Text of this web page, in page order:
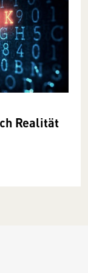
Realität